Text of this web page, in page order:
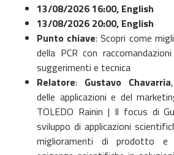
13/08/2026 16:00, English
13/08/2026 20:00, English
Punto chiave:Scopri come
della PCR con
suggerimenti e tecnica
Relatore: Gustavo Chavarria
delle applicazioni e del
TOLEDO Rainin | Il focus di
sviluppo di applicazioni
miglioramenti di prodotto e